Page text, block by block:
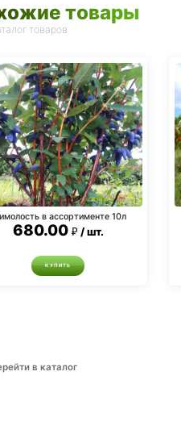
товары
товаров
в ассортименте 10л
680.00 шт.
КУПИТЬ
в каталог